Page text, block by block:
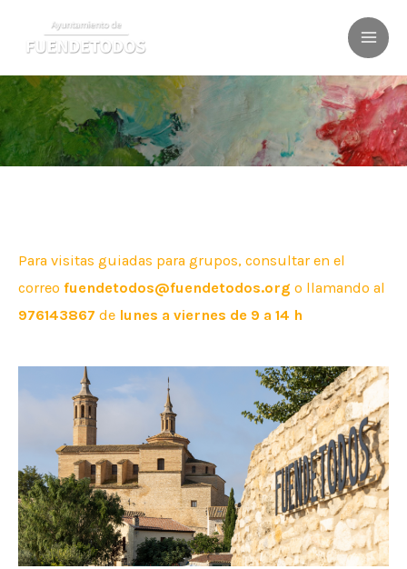
Para visitas guiadas para grupos, consultar en el
correo fuendetodos@fuendetodos.org o llamando al
976143867 de lunes a viernes de 9 a 14 h